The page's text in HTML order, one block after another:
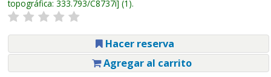
topográfica: 333.793/C8737i (1).
Hacer reserva
Agregar al carrito